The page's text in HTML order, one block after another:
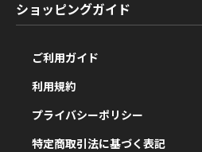
ショッピングガイド
ご利用ガイド
利用規約
プライバシーポリシー
特定商取引法に基づく表記